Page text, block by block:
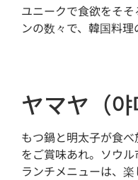
ユニークで食欲をそ
ンの数々で、韓国料理
ヤマヤ（야
もつ鍋と明太子が食
をご賞味あれ。ソウ
ランチメニューは、楽